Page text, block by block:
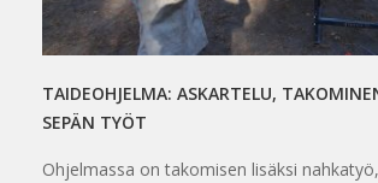
TAIDEOHJELMA: ASKARTELU,
SEPÄN TYÖT
Ohjelmassa on takomisen lisäksi